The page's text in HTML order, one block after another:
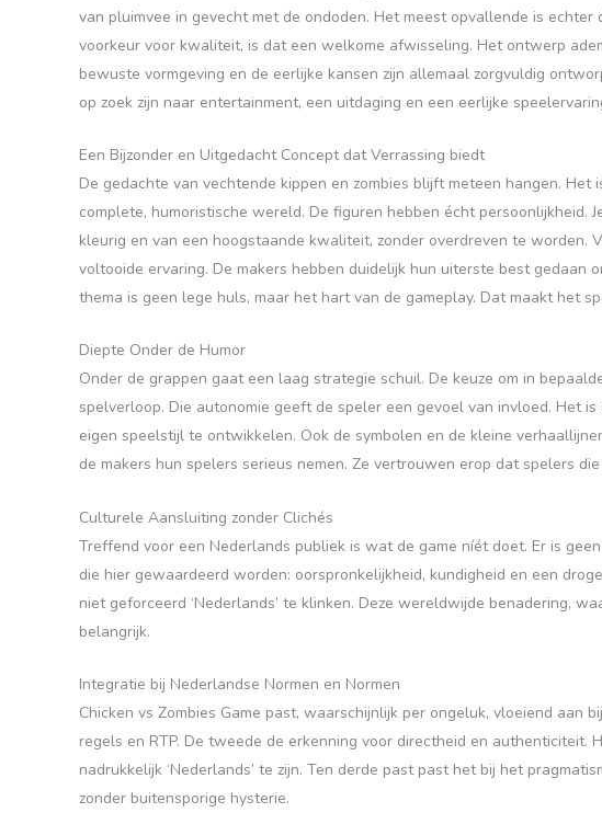
van pluimvee in gevecht met de ondoden. Het meest opvallende is
voorkeur voor kwaliteit, is dat een welkome afwisseling. Het ontwerp
bewuste vormgeving en de eerlijke kansen zijn allemaal zorgvuldig
op zoek zijn naar entertainment, een uitdaging en een eerlijke
Een Bijzonder en Uitgedacht Concept dat Verrassing biedt
De gedachte van vechtende kippen en zombies blijft meteen hangen.
complete, humoristische wereld. De figuren hebben écht persoonlijkheid.
kleurig en van een hoogstaande kwaliteit, zonder overdreven te
voltooide ervaring. De makers hebben duidelijk hun uiterste best
thema is geen lege huls, maar het hart van de gameplay. Dat maakt het
Diepte Onder de Humor
Onder de grappen gaat een laag strategie schuil. De keuze om in
spelverloop. Die autonomie geeft de speler een gevoel van invloed. Het
eigen speelstijl te ontwikkelen. Ook de symbolen en de kleine
de makers hun spelers serieus nemen. Ze vertrouwen erop dat spelers
Culturele Aansluiting zonder Clichés
Treffend voor een Nederlands publiek is wat de game níét doet. Er is
die hier gewaardeerd worden: oorspronkelijkheid, kundigheid en een
niet geforceerd ‘Nederlands’ te klinken. Deze wereldwijde benadering,
belangrijk.
Integratie bij Nederlandse Normen en Normen
Chicken vs Zombies Game past, waarschijnlijk per ongeluk, vloeiend
regels en RTP. De tweede de erkenning voor directheid en
nadrukkelijk ‘Nederlands’ te zijn. Ten derde past past het bij het
zonder buitensporige hysterie.